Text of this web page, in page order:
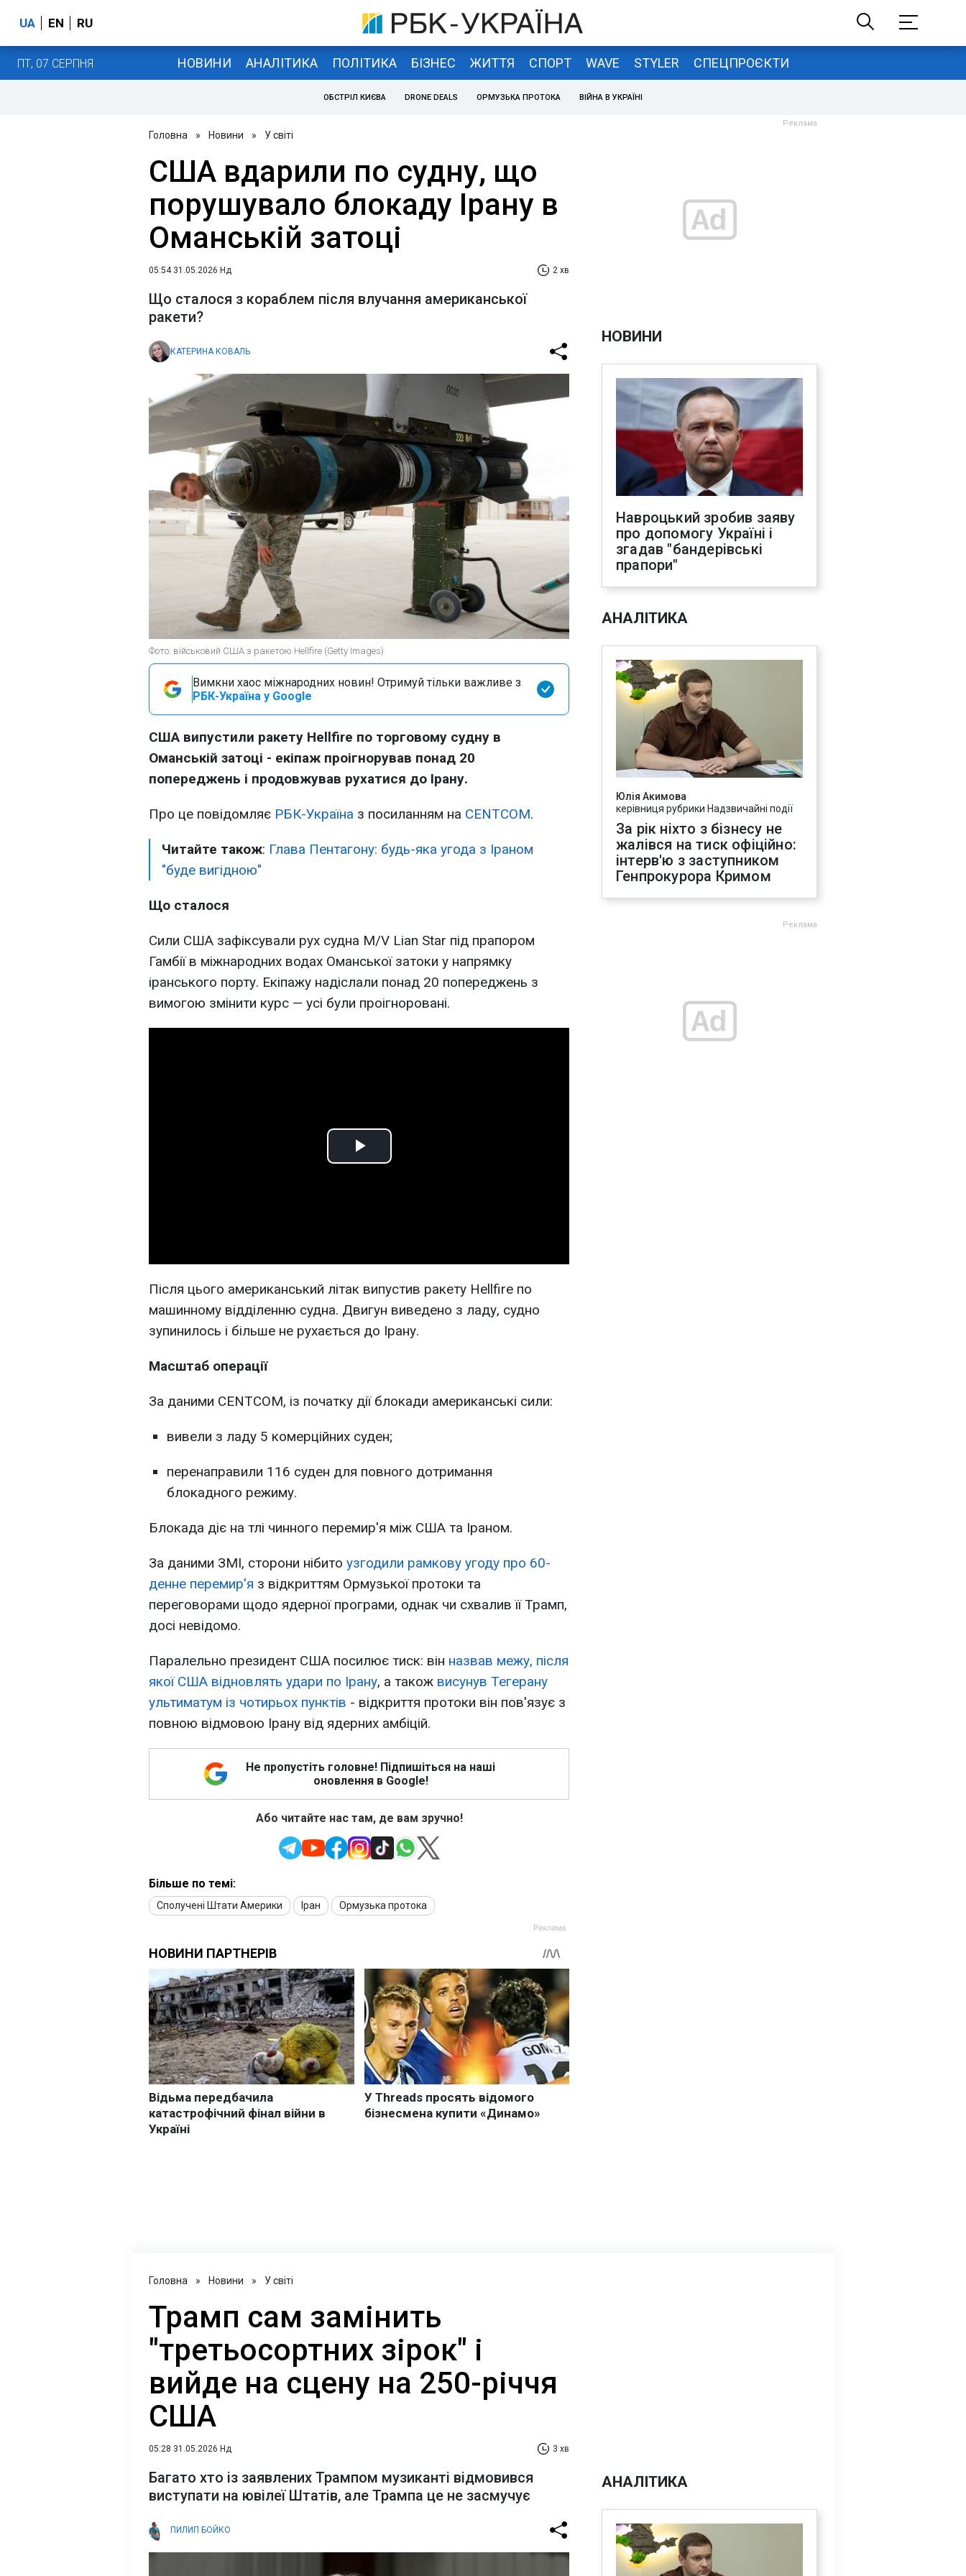
UA EN RU
ПТ, 07 СЕРПНЯ НОВИНИ АНАЛІТИКА ПОЛІТИКА БІЗНЕС ЖИТТЯ СПОРТ WAVE STYLER СПЕЦПРОЄКТИ
ОБСТРІЛ КИЄВА DRONE DEALS ОРМУЗЬКА ПРОТОКА ВІЙНА В УКРАЇНІ
Головна » Новини » У світі
США вдарили по судну, що
порушувало блокаду Ірану в
Оманській затоці
05:54 31.05.2026 Нд 2 хв
Що сталося з кораблем після влучання американської
ракети?
КАТЕРИНА КОВАЛЬ
Фото: військовий США з ракетою Hellfire (Getty Images)
Вимкни хаос міжнародних новин! Отримуй тільки важливе з
РБК-Україна у Google
США випустили ракету Hellfire по торговому судну в
Оманській затоці - екіпаж проігнорував понад 20
попереджень і продовжував рухатися до Ірану.
Про це повідомляє РБК-Україна з посиланням на CENTCOM.
Читайте також: Глава Пентагону: будь-яка угода з Іраном
"буде вигідною"
Що сталося
Сили США зафіксували рух судна M/V Lian Star під прапором
Гамбії в міжнародних водах Оманської затоки у напрямку
іранського порту. Екіпажу надіслали понад 20 попереджень з
вимогою змінити курс — усі були проігноровані.
Play
Після цього американський літак випустив ракету Hellfire по
машинному відділенню судна. Двигун виведено з ладу, судно
зупинилось і більше не рухається до Ірану.
Масштаб операції
За даними CENTCOM, із початку дії блокади американські сили:
вивели з ладу 5 комерційних суден;
перенаправили 116 суден для повного дотримання
блокадного режиму.
Блокада діє на тлі чинного перемир'я між США та Іраном.
За даними ЗМІ, сторони нібито узгодили рамкову угоду про 60-
денне перемир'я з відкриттям Ормузької протоки та
переговорами щодо ядерної програми, однак чи схвалив її Трамп,
досі невідомо.
Паралельно президент США посилює тиск: він назвав межу, після
якої США відновлять удари по Ірану, а також висунув Тегерану
ультиматум із чотирьох пунктів - відкриття протоки він пов'язує з
повною відмовою Ірану від ядерних амбіцій.
Не пропустіть головне! Підпишіться на наші
оновлення в Google!
Або читайте нас там, де вам зручно!
Більше по темі:
Сполучені Штати Америки Іран Ормузька протока
НОВИНИ
Навроцький зробив заяву
про допомогу Україні і
згадав "бандерівські
прапори"
АНАЛІТИКА
Юлія Акимова
керівниця рубрики Надзвичайні події
За рік ніхто з бізнесу не
жалівся на тиск офіційно:
інтерв'ю з заступником
Генпрокурора Кримом
Головна » Новини » У світі
Трамп сам замінить
"третьосортних зірок" і
вийде на сцену на 250-річчя
США
05:28 31.05.2026 Нд 3 хв
Багато хто із заявлених Трампом музиканті відмовився
виступати на ювілеї Штатів, але Трампа це не засмучує
ПИЛИП БОЙКО
АНАЛІТИКА